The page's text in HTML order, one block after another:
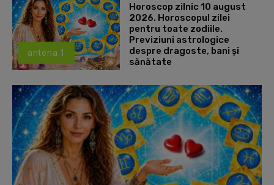
antena 1
Horoscop zilnic 10 august
2026. Horoscopul zilei
pentru toate zodiile.
Previziuni astrologice
despre dragoste, bani și
sănătate